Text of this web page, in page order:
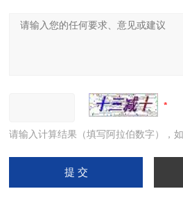
请输入计算结果（填写阿拉伯数字），